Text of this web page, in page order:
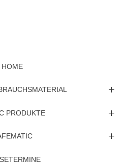
HOME
Probenpräperation
Cryopräparationsanlagen
PRODUKTE
System CCU-010